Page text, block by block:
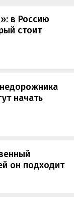
в Россию
стоит
начать
он подходит